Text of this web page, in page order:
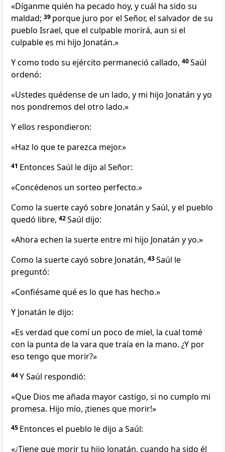
«Díganme quién ha pecado hoy, y cuál ha sido su
maldad; 39 porque juro por el Señor, el salvador de su
pueblo Israel, que el culpable morirá, aun si el
culpable es mi hijo Jonatán.»
Y como todo su ejército permaneció callado, 40Saúl
ordenó:
«Ustedes quédense de un lado, y mi hijo Jonatán y yo
nos pondremos del otro lado.»
Y ellos respondieron:
«Haz lo que te parezca mejor.»
41 Entonces Saúl le dijo al Señor:
«Concédenos un sorteo perfecto.»
Como la suerte cayó sobre Jonatán y Saúl, y el pueblo
quedó libre, 42Saúl dijo:
«Ahora echen la suerte entre mi hijo Jonatán y yo.»
Como la suerte cayó sobre Jonatán, 43Saúl le
preguntó:
«Confiésame qué es lo que has hecho.»
Y Jonatán le dijo:
«Es verdad que comí un poco de miel, la cual tomé
con la punta de la vara que traía en la mano. ¿Y por
eso tengo que morir?»
44Y Saúl respondió:
«Que Dios me añada mayor castigo, si no cumplo mi
promesa. Hijo mío, ¡tienes que morir!»
45 Entonces el pueblo le dijo a Saúl:
«¿Tiene que morir tu hijo Jonatán, cuando ha sido él